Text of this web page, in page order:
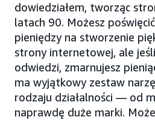
dowiedziałem, tworząc
latach 90. Możesz
pieniędzy na stworzenie
strony internetowej, ale
odwiedzi, zmarnujesz
ma wyjątkowy zestaw
rodzaju działalności — od
naprawdę duże marki.